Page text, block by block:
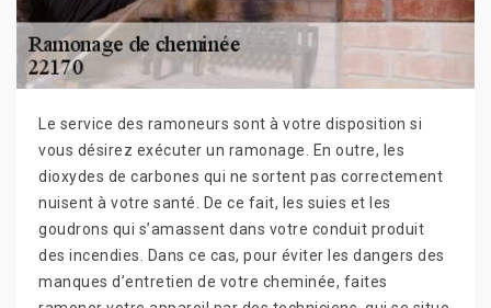
Le service des ramoneurs sont à votre disposition si
vous désirez exécuter un ramonage. En outre, les
dioxydes de carbones qui ne sortent pas correctement
nuisent à votre santé. De ce fait, les suies et les
goudrons qui s’amassent dans votre conduit produit
des incendies. Dans ce cas, pour éviter les dangers des
manques d’entretien de votre cheminée, faites